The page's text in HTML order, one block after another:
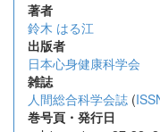
著者
鈴木 はる江
出版者
日本心身健康科学会
雑誌
人間総合科学会誌 (
巻号頁・発行日